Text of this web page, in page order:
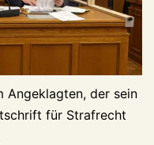
Angeklagten, der sein
für Strafrecht